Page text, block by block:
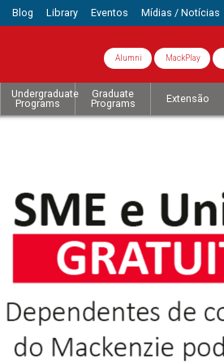
Blog Library Eventos Mídias / Notícias
Alumni MackPlay
Undergraduate
Programs
Graduate
Programs
Extensão